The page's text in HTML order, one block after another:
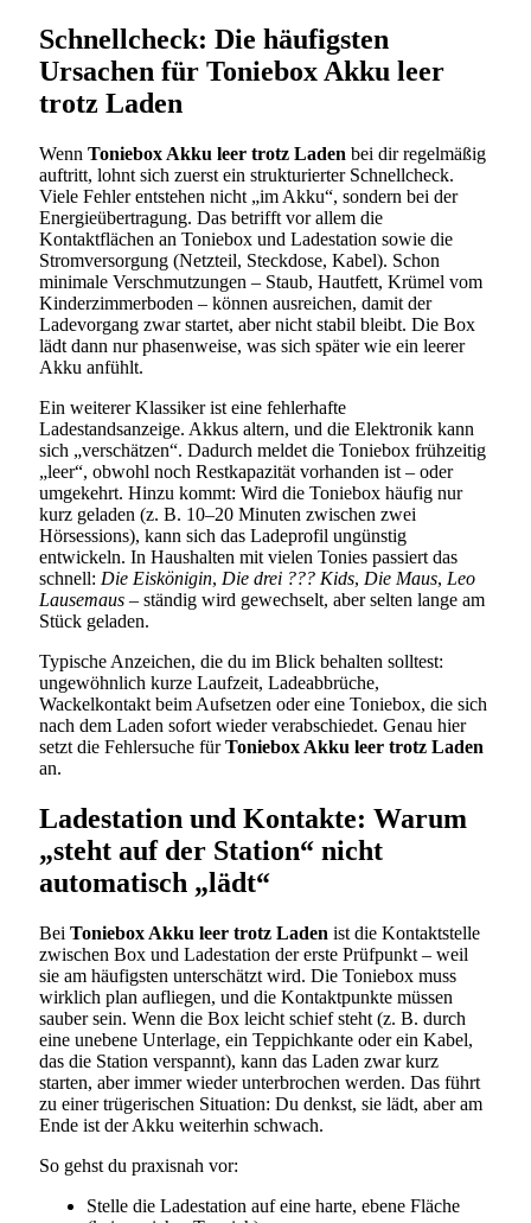
Schnellcheck: Die häufigsten
Ursachen für Toniebox Akku leer
trotz Laden
Wenn Toniebox Akku leer trotz Laden bei dir regelmäßig
auftritt, lohnt sich zuerst ein strukturierter Schnellcheck.
Viele Fehler entstehen nicht „im Akku“, sondern bei der
Energieübertragung. Das betrifft vor allem die
Kontaktflächen an Toniebox und Ladestation sowie die
Stromversorgung (Netzteil, Steckdose, Kabel). Schon
minimale Verschmutzungen – Staub, Hautfett, Krümel vom
Kinderzimmerboden – können ausreichen, damit der
Ladevorgang zwar startet, aber nicht stabil bleibt. Die Box
lädt dann nur phasenweise, was sich später wie ein leerer
Akku anfühlt.
Ein weiterer Klassiker ist eine fehlerhafte
Ladestandsanzeige. Akkus altern, und die Elektronik kann
sich „verschätzen“. Dadurch meldet die Toniebox frühzeitig
„leer“, obwohl noch Restkapazität vorhanden ist – oder
umgekehrt. Hinzu kommt: Wird die Toniebox häufig nur
kurz geladen (z. B. 10–20 Minuten zwischen zwei
Hörsessions), kann sich das Ladeprofil ungünstig
entwickeln. In Haushalten mit vielen Tonies passiert das
schnell: Die Eiskönigin, Die drei ??? Kids, Die Maus, Leo
Lausemaus – ständig wird gewechselt, aber selten lange am
Stück geladen.
Typische Anzeichen, die du im Blick behalten solltest:
ungewöhnlich kurze Laufzeit, Ladeabbrüche,
Wackelkontakt beim Aufsetzen oder eine Toniebox, die sich
nach dem Laden sofort wieder verabschiedet. Genau hier
setzt die Fehlersuche fürToniebox Akku leer trotz Laden
an.
Ladestation und Kontakte: Warum
„steht auf der Station“ nicht
automatisch „lädt“
Bei Toniebox Akku leer trotz Laden ist die Kontaktstelle
zwischen Box und Ladestation der erste Prüfpunkt – weil
sie am häufigsten unterschätzt wird. Die Toniebox muss
wirklich plan aufliegen, und die Kontaktpunkte müssen
sauber sein. Wenn die Box leicht schief steht (z. B. durch
eine unebene Unterlage, ein Teppichkante oder ein Kabel,
das die Station verspannt), kann das Laden zwar kurz
starten, aber immer wieder unterbrochen werden. Das führt
zu einer trügerischen Situation: Du denkst, sie lädt, aber am
Ende ist der Akku weiterhin schwach.
So gehst du praxisnah vor:
Stelle die Ladestation auf eine harte, ebene Fläche